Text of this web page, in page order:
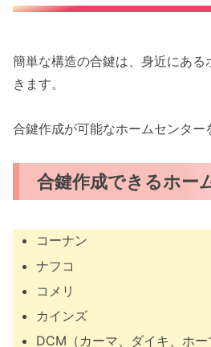
簡単な構造の合鍵は、身近にあ
きます。
合鍵作成が可能なホームセンター
合鍵作成できるホー
コーナン
ナフコ
コメリ
カインズ
DCM（カーマ、ダイキ、ホ